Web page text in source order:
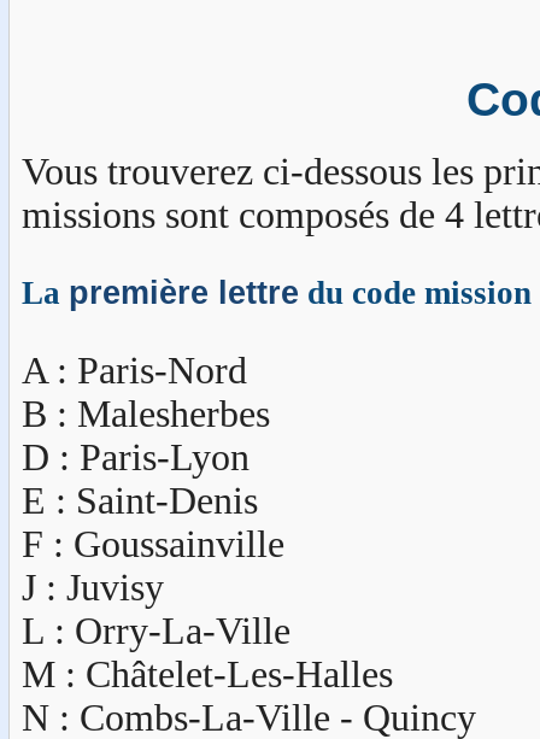
Vous trouverez ci-dessous les
missions sont composés de 4
La première lettre du code
A : Paris-Nord
B : Malesherbes
D : Paris-Lyon
E : Saint-Denis
F : Goussainville
J : Juvisy
L : Orry-La-Ville
M : Châtelet-Les-Halles
N : Combs-La-Ville - Quincy